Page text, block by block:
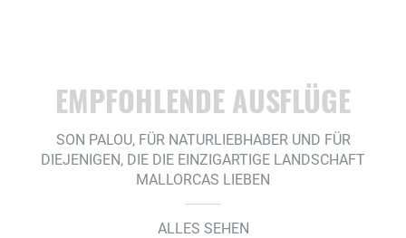
EMPFOHLENDE AUSFLÜGE
SON PALOU, FÜR NATURLIEBHABER UND FÜR
DIEJENIGEN, DIE DIE EINZIGARTIGE LANDSCHAFT
MALLORCAS LIEBEN
ALLES SEHEN